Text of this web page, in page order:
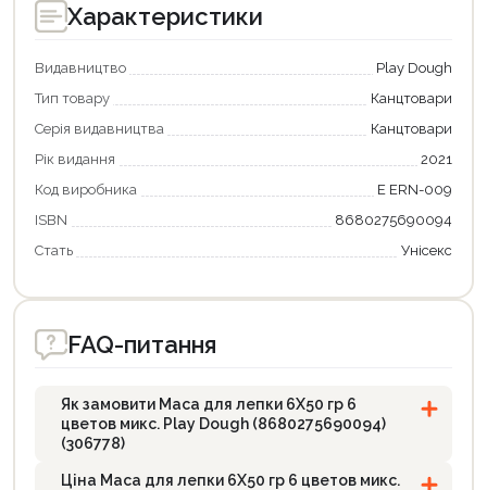
Характеристики
Видавництво
Play Dough
Тип товару
Канцтовари
Серія видавництва
Канцтовари
Рік видання
2021
Код виробника
E ERN-009
ISBN
8680275690094
Стать
Унісекс
FAQ-питання
Як замовити Маса для лепки 6X50 гр 6
цветов микс. Play Dough (8680275690094)
(306778)
Ціна Маса для лепки 6X50 гр 6 цветов микс.
Оформити замовлення